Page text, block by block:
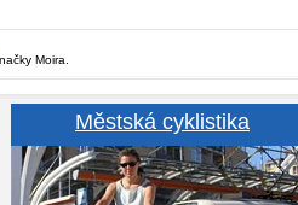
Moira.
Městská cyklistika